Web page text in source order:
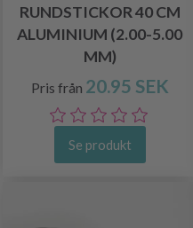
RUNDSTICKOR 40 CM
ALUMINIUM (2.00-5.00
MM)
Pris från 20.95 SEK
Se produkt